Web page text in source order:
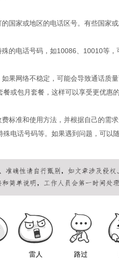
国家或地区的电话区号。有些国家
的电话号码，如10086、10010等
果网络不稳定，可能会导致通话质量
或包月套餐，这样可以享受更优惠的
标准和使用方法，并根据自己的需
电话号码等。如果遇到问题，可以
雷人 路过